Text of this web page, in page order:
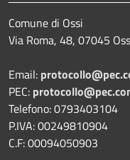
Comune di Ossi
Via Roma, 48, 07045
Email:
PEC:
Telefono: 0793403104
P.IVA: 00249810904
C.F: 00094050903